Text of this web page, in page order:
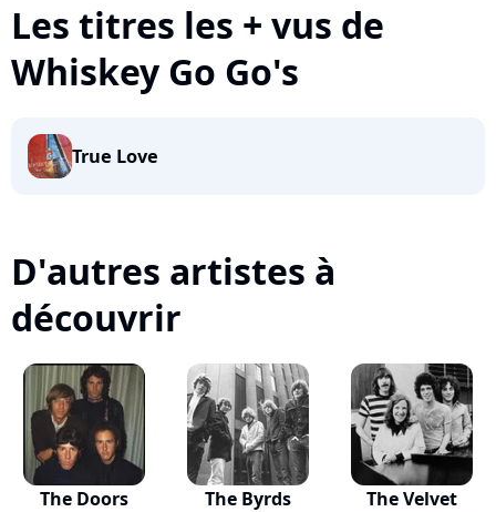
Les titres les + vus de
Whiskey Go Go's
True Love
D'autres artistes à
découvrir
The Doors The Byrds
The Velvet